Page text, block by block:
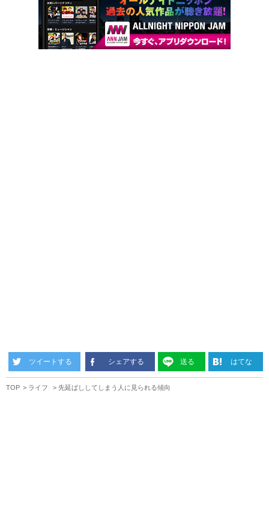
ツイートする シェアする 送る はてな
TOP ライフ 先延ばししてしまう人に見られる傾向